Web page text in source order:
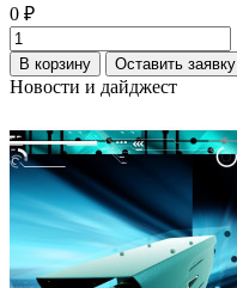
0 ₽
В корзину Оставить заявку
Новости и дайджест